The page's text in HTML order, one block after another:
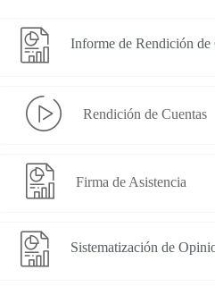
Informe de Rendición de
Rendición de Cuentas
Firma de Asistencia
Sistematización de